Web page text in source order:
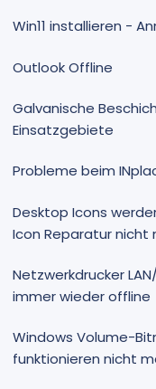
Win11 installieren -
Outlook Offline
Galvanische
Einsatzgebiete
Probleme beim
Desktop Icons
Icon Reparatur nicht
Netzwerkdrucker
immer wieder offline
Windows Volume-
funktionieren nicht